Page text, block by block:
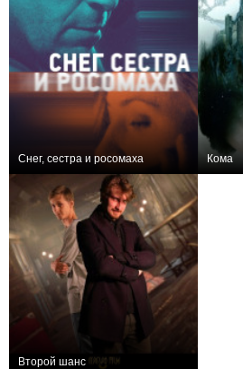
Снег, сестра и росомаха Кома
Второй шанс